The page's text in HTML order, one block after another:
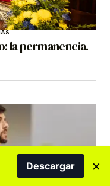
la permanencia.
Descargar ×